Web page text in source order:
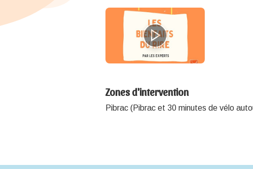
Zones d'intervention
Pibrac (Pibrac et 30 minutes de vélo